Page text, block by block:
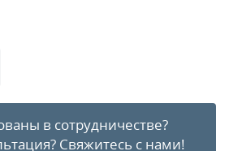
в сотрудничестве?
Свяжитесь с нами!